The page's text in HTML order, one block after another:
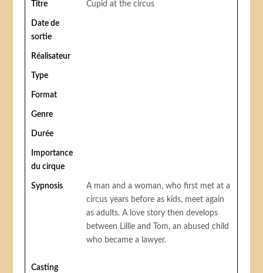
Titre Cupid at the circus
Date de
sortie
Réalisateur
Type
Format
Genre
Durée
Importance
du cirque
Sypnosis
A man and a woman, who first met at a
circus years before as kids, meet again
as adults. A love story then develops
between Lillie and Tom, an abused child
who became a lawyer.
Casting